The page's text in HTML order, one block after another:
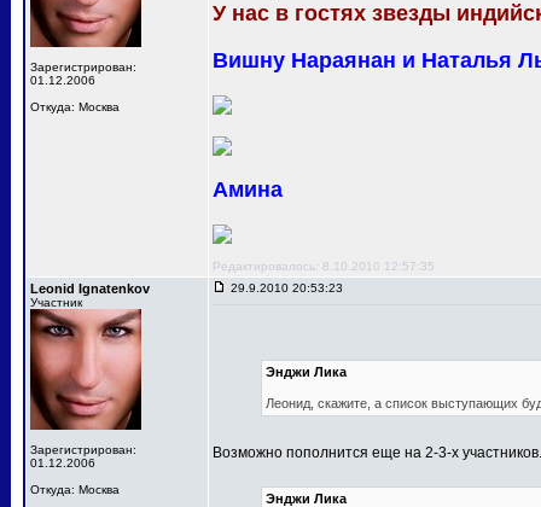
Зарегистрирован:
01.12.2006
Откуда: Москва
У нас в гостях звезды
Вишну Нараянан и Наталья
Амина
Редактировалось: 8.10.2010 12:57:35
Leonid Ignatenkov
Участник
Зарегистрирован:
01.12.2006
Откуда: Москва
29.9.2010 20:53:23
Энджи Лика
Леонид, скажите, а список выступающих
Возможно пополнится еще на 2-3-х
Энджи Лика